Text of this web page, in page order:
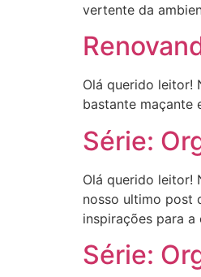
vertente da
Olá querido leitor!
bastante maçante
Série:
Olá querido leitor!
nosso ultimo post
inspirações para
Série: